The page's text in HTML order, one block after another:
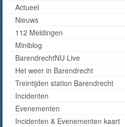
Actueel
Nieuws
112 Meldingen
Miniblog
BarendrechtNU Live
Het weer in Barendrecht
Treintijden station Barendrecht
Incidenten
Evenementen
Incidenten & Evenementen kaart